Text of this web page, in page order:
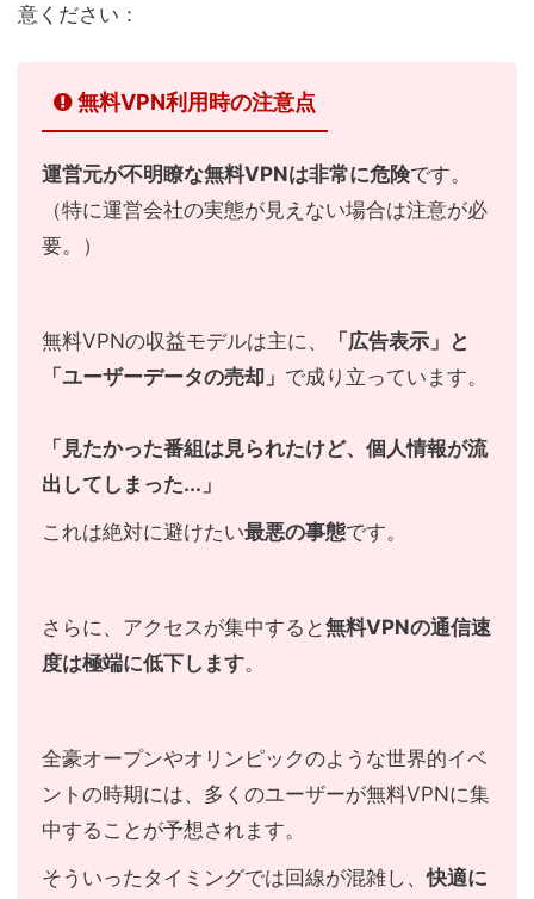
意ください：
無料VPN利用時の注意点
運営元が不明瞭な無料VPNは非常に危険です。
（特に運営会社の実態が見えない場合は注意が必
要。）
無料VPNの収益モデルは主に、
「広告表示」と
「ユーザーデータの売却」 で成り立っています。
「見たかった番組は見られたけど、個人情報が流
出してしまった...」
これは絶対に避けたい最悪の事態です。
さらに、アクセスが集中すると無料VPNの通信速
度は極端に低下します。
全豪オープンやオリンピックのような世界的イベ
ントの時期には、多くのユーザーが無料VPNに集
中することが予想されます。
そういったタイミングでは回線が混雑し、快適に